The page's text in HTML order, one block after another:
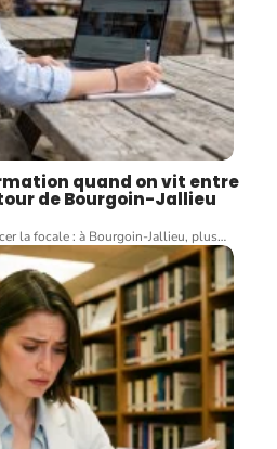
quand on vit entre
de Bourgoin-Jallieu
la focale : à Bourgoin-Jallieu, plus…